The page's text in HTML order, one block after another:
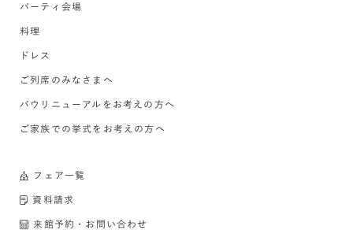
パーティ会場
料理
ドレス
ご列席のみなさまへ
バウリニューアルをお考えの方へ
ご家族での挙式をお考えの方へ
フェア一覧
資料請求
来館予約・お問い合わせ